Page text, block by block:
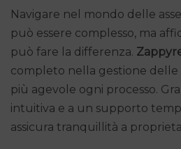
Navigare nel mondo delle
può essere complesso, ma
può fare la differenza.
completo nella gestione delle
più agevole ogni processo.
intuitiva e a un supporto
assicura tranquillità a